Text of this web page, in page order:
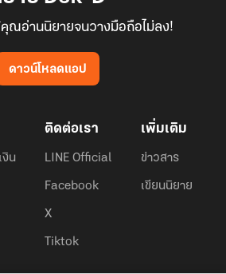
ณอ่านนิยายจนวางมือถือไม่ลง!
ดาวน์โหลดแอป
งิน
ติดต่อเรา
LINE Official
Facebook
X
Tiktok
เพิ่มเติม
ข่าวสาร
เขียนนิยาย